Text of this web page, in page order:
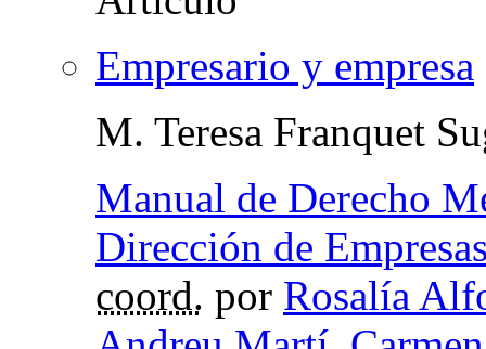
Empresario y empresa
M. Teresa Franquet
Manual de Derecho
Dirección de
coord. por Rosalía